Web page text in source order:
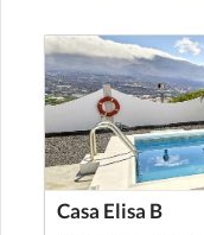
Casa Elisa B